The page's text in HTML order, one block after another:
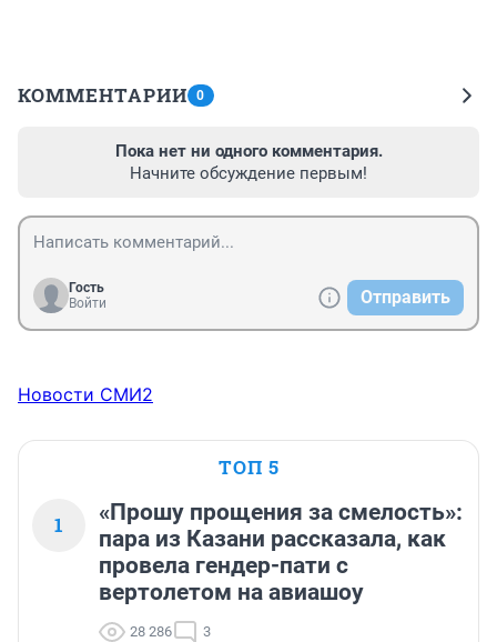
КОММЕНТАРИИ 0
Пока нет ни одного комментария.
Начните обсуждение первым!
Гость
Войти
Отправить
Новости СМИ2
ТОП 5
1
«Прошу прощения за смелость»:
пара из Казани рассказала, как
провела гендер-пати с
вертолетом на авиашоу
28 286 3